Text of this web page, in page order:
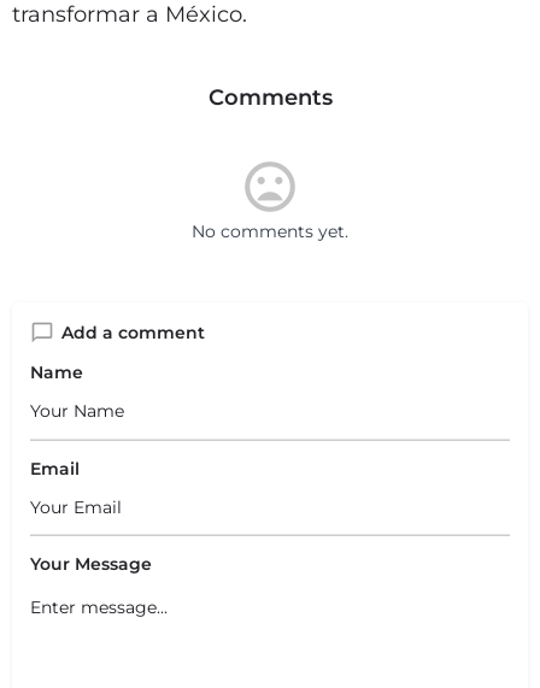
transformar a México.
Comments
No comments yet.
Add a comment
Name
Email
Your Message